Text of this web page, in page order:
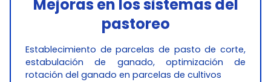
Mejoras en los sistemas del
pastoreo
Establecimiento de parcelas de pasto de corte,
estabulación de ganado, optimización de
rotación del ganado en parcelas de cultivos